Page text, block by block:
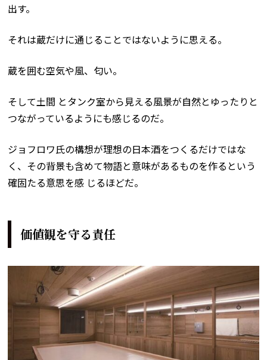
出す。
それは蔵だけに通じることではないように思える。
蔵を囲む空気や風、匂い。
そして土間 とタンク室から見える風景が自然とゆったりと
つながっているようにも感じるのだ。
ジョフロワ氏の構想が理想の日本酒をつくるだけではな
く、その背景も含めて物語と意味があるものを作るという
確固たる意思を感 じるほどだ。
価値観を守る責任